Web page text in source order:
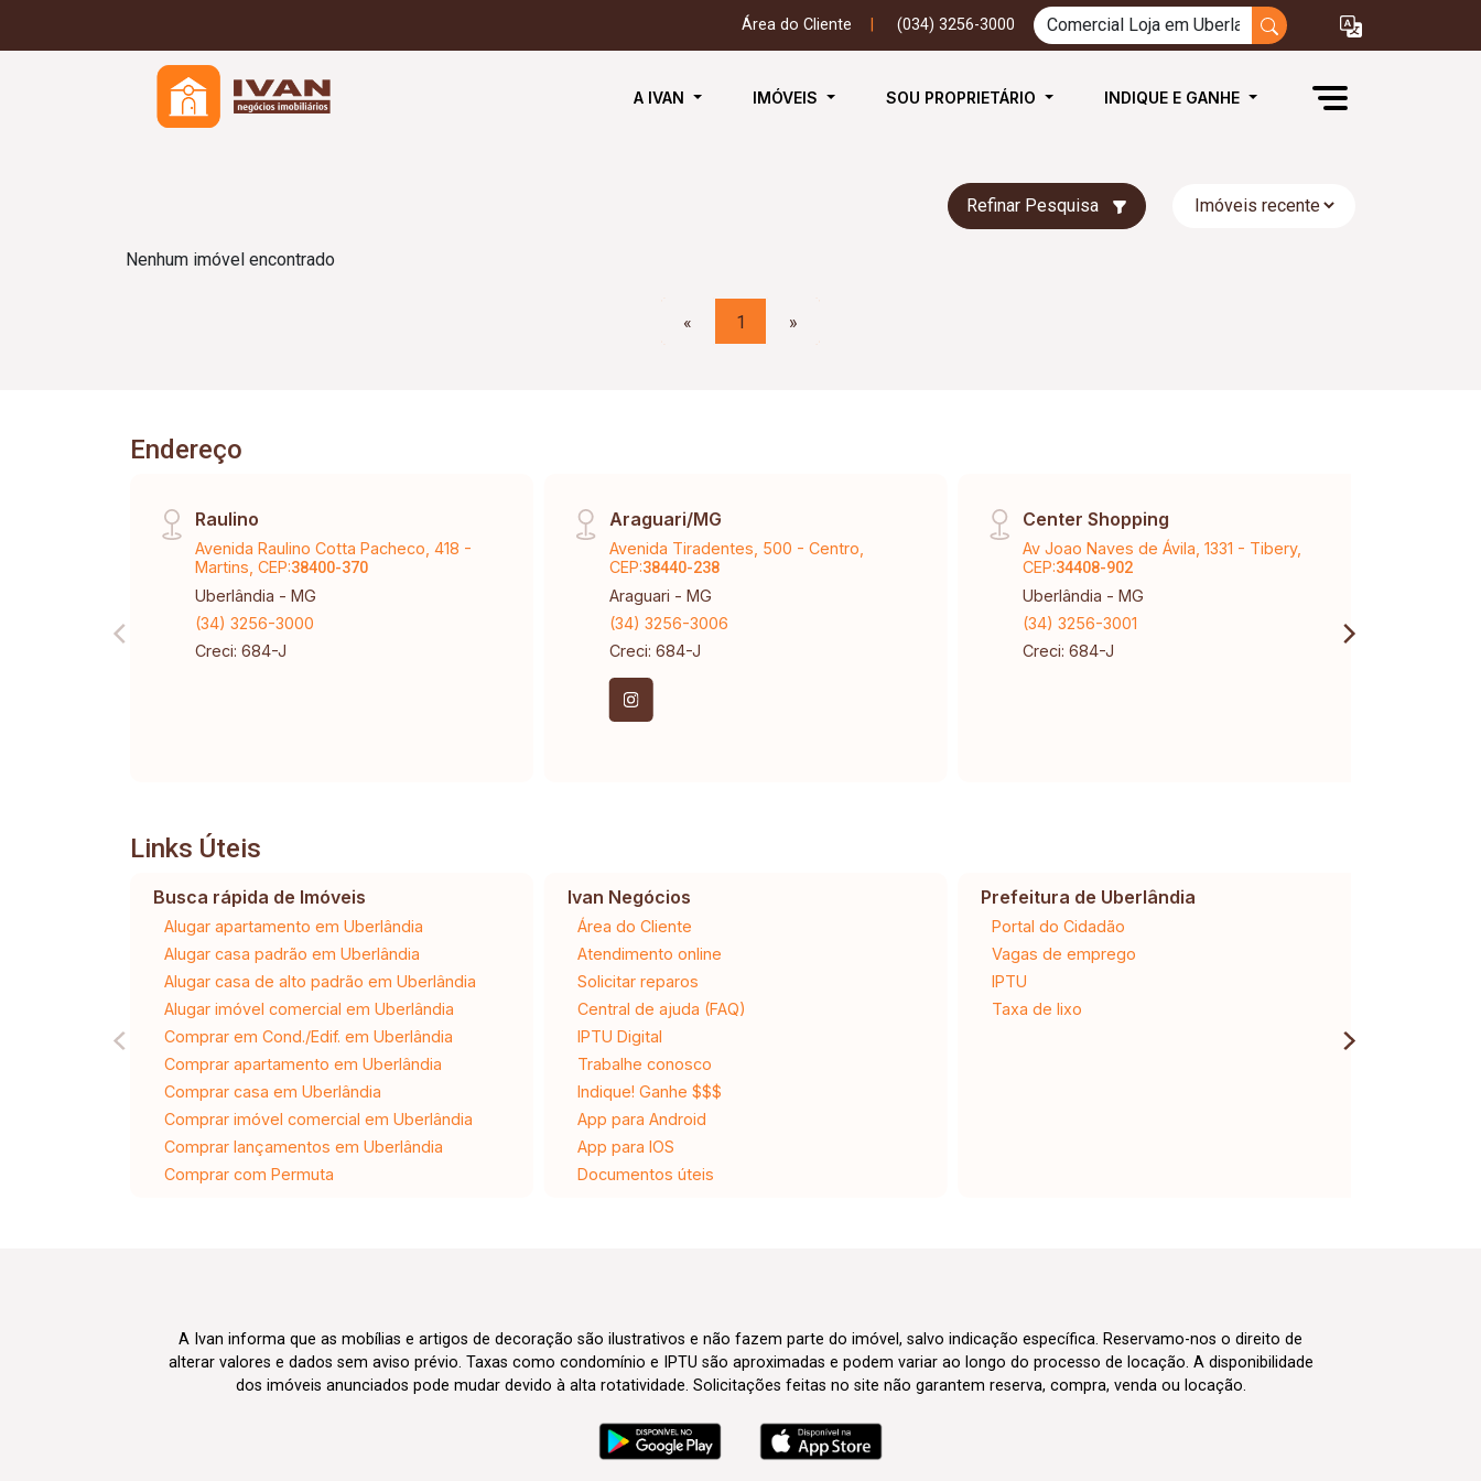
Área do Cliente (034) 3256-3000
A IVAN IMÓVEIS SOU PROPRIETÁRIO INDIQUE E GANHE
Refinar Pesquisa
Nenhum imóvel encontrado
« 1 »
Endereço
Raulino
Avenida Raulino Cotta Pacheco, 418 -
Martins, CEP:38400-370
Uberlândia - MG
(34) 3256-3000
Creci: 684-J
Araguari/MG
Avenida Tiradentes, 500 - Centro,
CEP:38440-238
Araguari - MG
(34) 3256-3006
Creci: 684-J
Center Shopping
Av Joao Naves de Ávila, 1331 - Tibery,
CEP:34408-902
Uberlândia - MG
(34) 3256-3001
Creci: 684-J
Links Úteis
Busca rápida de Imóveis
Alugar apartamento em Uberlândia
Alugar casa padrão em Uberlândia
Alugar casa de alto padrão em Uberlândia
Alugar imóvel comercial em Uberlândia
Comprar em Cond./Edif. em Uberlândia
Comprar apartamento em Uberlândia
Comprar casa em Uberlândia
Comprar imóvel comercial em Uberlândia
Comprar lançamentos em Uberlândia
Comprar com Permuta
Ivan Negócios
Área do Cliente
Atendimento online
Solicitar reparos
Central de ajuda (FAQ)
IPTU Digital
Trabalhe conosco
Indique! Ganhe $$$
App para Android
App para IOS
Documentos úteis
Prefeitura de Uberlândia
Portal do Cidadão
Vagas de emprego
IPTU
Taxa de lixo
A Ivan informa que as mobílias e artigos de decoração são ilustrativos e não fazem parte do imóvel, salvo indicação específica. Reservamo-nos o direito de
alterar valores e dados sem aviso prévio. Taxas como condomínio e IPTU são aproximadas e podem variar ao longo do processo de locação. A disponibilidade
dos imóveis anunciados pode mudar devido à alta rotatividade. Solicitações feitas no site não garantem reserva, compra, venda ou locação.